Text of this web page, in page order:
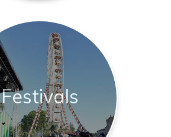
Festivals